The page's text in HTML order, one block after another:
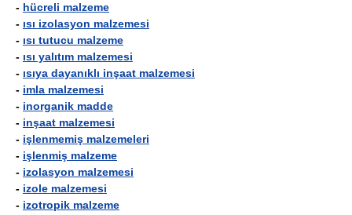
- hücreli malzeme
- ısı izolasyon malzemesi
- ısı tutucu malzeme
- ısı yalıtım malzemesi
- ısıya dayanıklı inşaat malzemesi
- imla malzemesi
- inorganik madde
- inşaat malzemesi
- işlenmemiş malzemeleri
- işlenmiş malzeme
- izolasyon malzemesi
- izole malzemesi
- izotropik malzeme